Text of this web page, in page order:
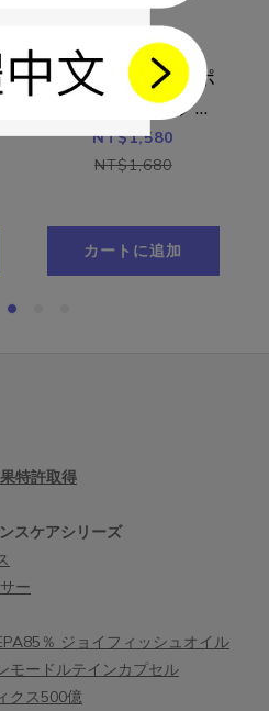
【深い眠りをサポ
ート】ナイトフラ
イトチャージ (全
60粒)
NT$1,580
NT$1,680
カートに追加
特許取得
スケアシリーズ
ー
％ ジョイフィッシュオイル
モードルテインカプセル
クス500億